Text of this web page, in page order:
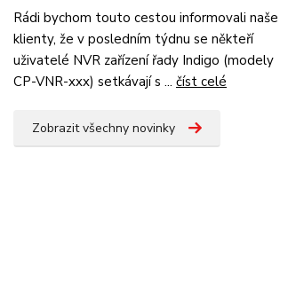
Rádi bychom touto cestou informovali naše
klienty, že v posledním týdnu se někteří
uživatelé NVR zařízení řady Indigo (modely
CP-VNR-xxx) setkávají s ... číst celé
Zobrazit všechny novinky